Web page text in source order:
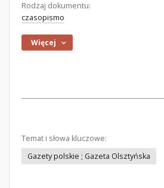
Rodzaj dokumentu:
czasopismo
Więcej
Temat i słowa kluczowe:
Gazety polskie ; Gazeta Olsztyńska